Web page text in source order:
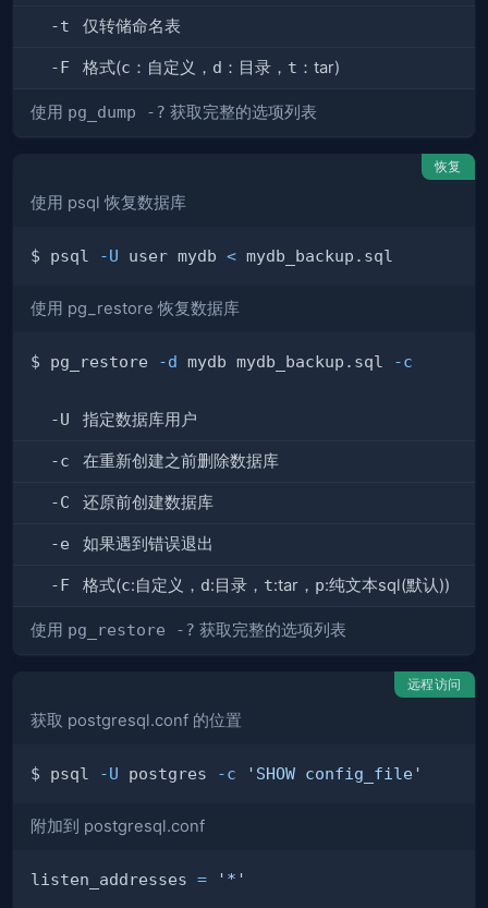
-t 仅转储命名表
-F 格式(c ：自定义， d ：目录， t ：tar)
使用 pg_dump -? 获取完整的选项列表
恢复
使用 psql 恢复数据库
$ psql -U user mydb <
使用 pg_restore 恢复数据库
$ pg_restore -d mydb mydb_backup.sql -c
-U 指定数据库用户
-c 在重新创建之前删除数据库
-C 还原前创建数据库
-e 如果遇到错误退出
-F 格式(c:自定义， d:目录， t:tar， p:纯文本sql(默认))
使用 pg_restore -? 获取完整的选项列表
远程访问
获取 postgresql.conf 的位置
$ psql -U postgres -c 'SHOW config_file'
附加到 postgresql.conf
listen_addresses = '*'